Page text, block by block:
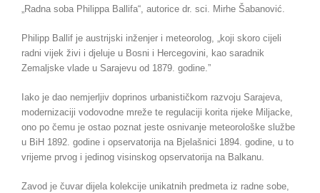
„Radna soba Philippa Ballifa“, autorice dr. sci. Mirhe Šabanović.
Philipp Ballif je austrijski inženjer i meteorolog, „koji skoro cijeli
radni vijek živi i djeluje u Bosni i Hercegovini, kao saradnik
Zemaljske vlade u Sarajevu od 1879. godine.”
Iako je dao nemjerljiv doprinos urbanističkom razvoju Sarajeva,
modernizaciji vodovodne mreže te regulaciji korita rijeke Miljacke,
ono po čemu je ostao poznat jeste osnivanje meteorološke službe
u BiH 1892. godine i opservatorija na Bjelašnici 1894. godine, u to
vrijeme prvog i jedinog visinskog opservatorija na Balkanu.
Zavod je čuvar dijela kolekcije unikatnih predmeta iz radne sobe,